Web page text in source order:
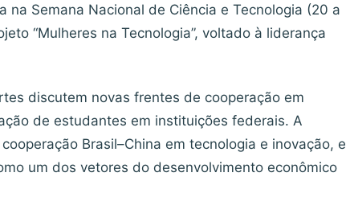
na Semana Nacional de Ciência e Tecnologia (20 a
“Mulheres na Tecnologia”, voltado à liderança
discutem novas frentes de cooperação em
de estudantes em instituições federais. A
Brasil–China em tecnologia e inovação, e
um dos vetores do desenvolvimento econômico